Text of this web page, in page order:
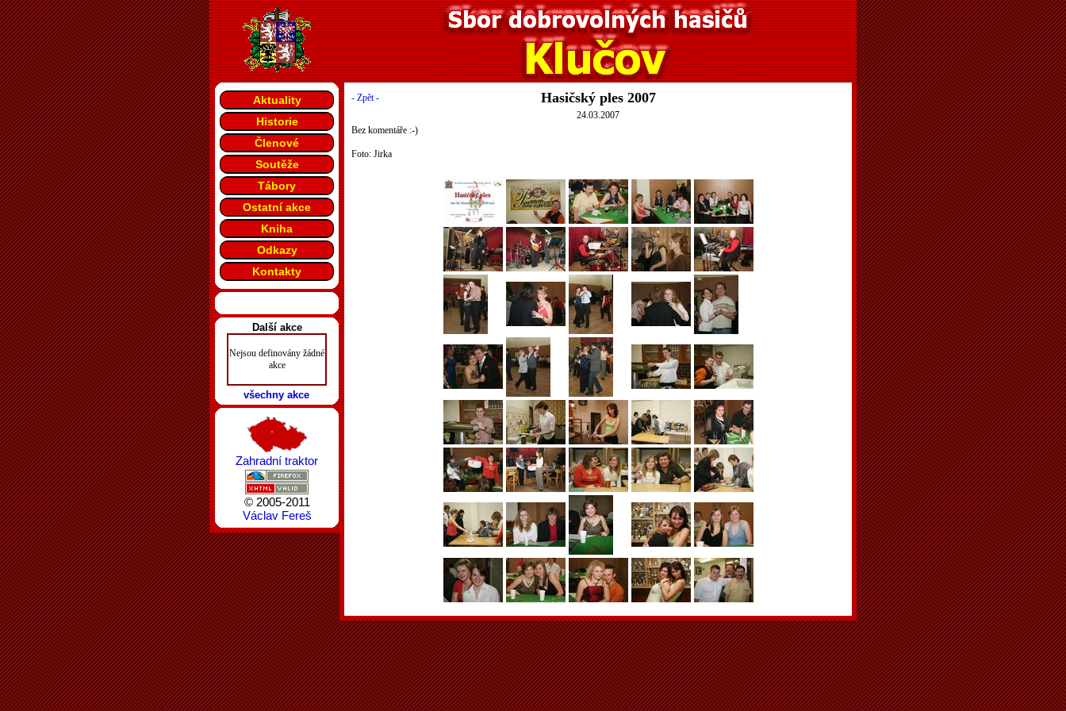
- Zpět - Hasičský ples 2007
24.03.2007
Bez komentáře :-)
Foto: Jirka
Aktuality
Historie
Členové
Soutěže
Tábory
Ostatní akce
Kniha
Odkazy
Kontakty
Další akce
Nejsou definovány žádné
akce
všechny akce
Zahradní traktor
© 2005-2011
Václav Fereš